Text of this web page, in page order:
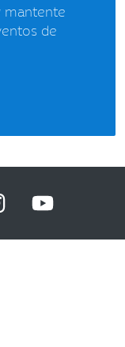
mantente
de